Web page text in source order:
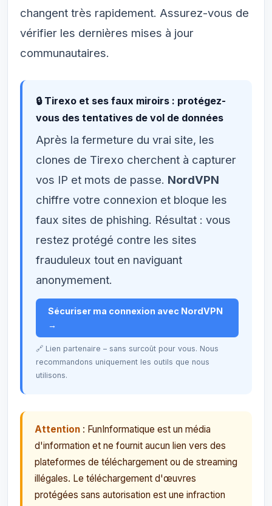
changent très rapidement. Assurez-vous de
vérifier les dernières mises à jour
communautaires.
🔒 Tirexo et ses faux miroirs : protégez-
vous des tentatives de vol de données
Après la fermeture du vrai site, les
clones de Tirexo cherchent à capturer
vos IP et mots de passe. NordVPN
chiffre votre connexion et bloque les
faux sites de phishing. Résultat : vous
restez protégé contre les sites
frauduleux tout en naviguant
anonymement.
Sécuriser ma connexion avec NordVPN
→
🔗 Lien partenaire – sans surcoût pour vous. Nous
recommandons uniquement les outils que nous
utilisons.
Attention : FunInformatique est un média
d'information et ne fournit aucun lien vers des
plateformes de téléchargement ou de streaming
illégales. Le téléchargement d'œuvres
protégées sans autorisation est une infraction